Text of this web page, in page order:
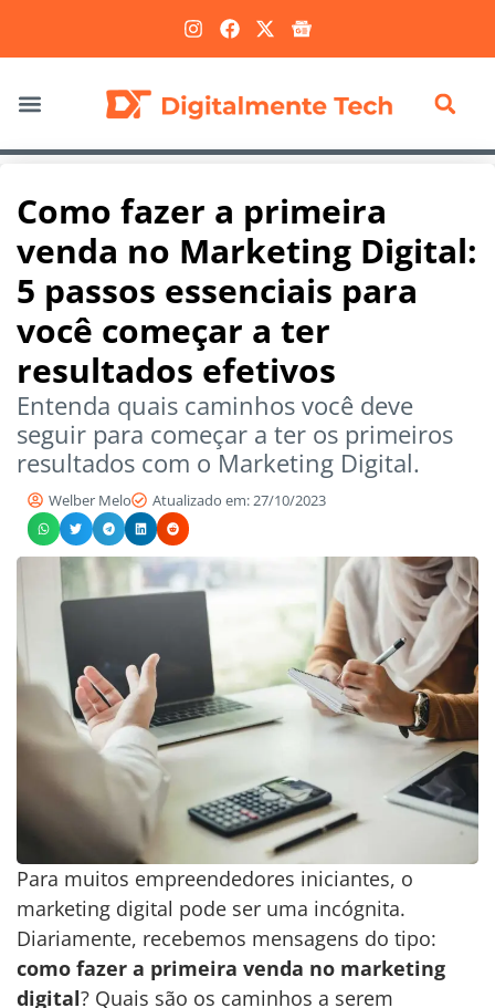
Como fazer a primeira
venda no Marketing Digital:
5 passos essenciais para
você começar a ter
resultados efetivos
Entenda quais caminhos você deve
seguir para começar a ter os primeiros
resultados com o Marketing Digital.
Welber Melo Atualizado em: 27/10/2023
Para muitos empreendedores iniciantes, o
marketing digital pode ser uma incógnita.
Diariamente, recebemos mensagens do tipo:
como fazer a primeira venda no marketing
digital? Quais são os caminhos a serem